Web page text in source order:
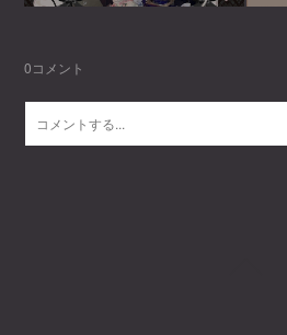
0コメント